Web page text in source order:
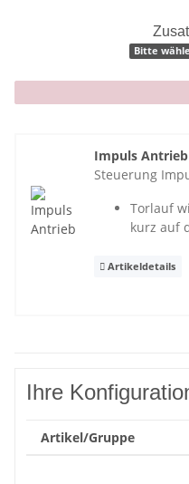
Bitte
x
Impuls Antrieb
Steuerung
Torlauf
kurz auf
Artikeldetails
Ihre
Artikel/Gruppe